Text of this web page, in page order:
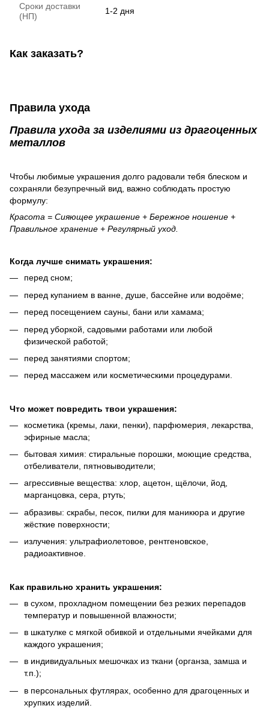
Сроки доставки
(НП)
1-2 дня
Как заказать?
Правила ухода
Правила ухода за изделиями из драгоценных
металлов
Чтобы любимые украшения долго радовали тебя блеском и
сохраняли безупречный вид, важно соблюдать простую
формулу:
Красота = Сияющее украшение + Бережное ношение +
Правильное хранение + Регулярный уход.
Когда лучше снимать украшения:
перед сном;
перед купанием в ванне, душе, бассейне или водоёме;
перед посещением сауны, бани или хамама;
перед уборкой, садовыми работами или любой
физической работой;
перед занятиями спортом;
перед массажем или косметическими процедурами.
Что может повредить твои украшения:
косметика (кремы, лаки, пенки), парфюмерия, лекарства,
эфирные масла;
бытовая химия: стиральные порошки, моющие средства,
отбеливатели, пятновыводители;
агрессивные вещества: хлор, ацетон, щёлочи, йод,
марганцовка, сера, ртуть;
абразивы: скрабы, песок, пилки для маникюра и другие
жёсткие поверхности;
излучения: ультрафиолетовое, рентгеновское,
радиоактивное.
Как правильно хранить украшения:
в сухом, прохладном помещении без резких перепадов
температур и повышенной влажности;
в шкатулке с мягкой обивкой и отдельными ячейками для
каждого украшения;
в индивидуальных мешочках из ткани (органза, замша и
т.п.);
в персональных футлярах, особенно для драгоценных и
хрупких изделий.